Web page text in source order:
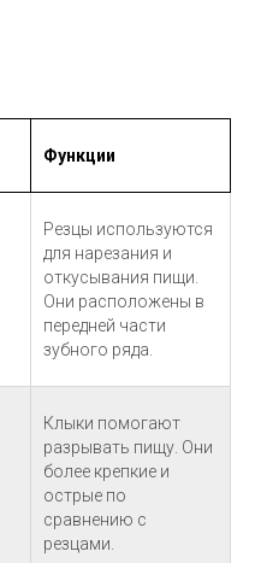
Функции
Резцы используются
для нарезания и
откусывания пищи.
Они расположены в
передней части
зубного ряда.
Клыки помогают
разрывать пищу. Они
более крепкие и
острые по
сравнению с
резцами.